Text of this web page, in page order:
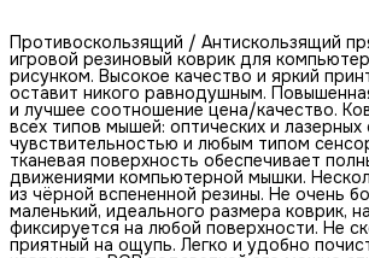
Противоскользящий / Антискользящий
игровой резиновый коврик для
рисунком. Высокое качество и яркий
оставит никого равнодушным.
и лучшее соотношение цена/качество.
всех типов мышей: оптических и лазерных
чувствительностью и любым типом
тканевая поверхность обеспечивает
движениями компьютерной мышки.
из чёрной вспененной резины. Не очень
маленький, идеального размера коврик,
фиксируется на любой поверхности. Не
приятный на ощупь. Легко и удобно